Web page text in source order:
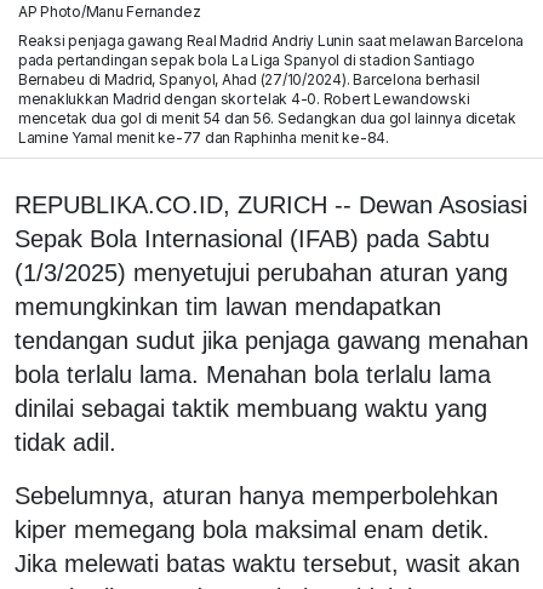
AP Photo/Manu Fernandez
Reaksi penjaga gawang Real Madrid Andriy Lunin saat melawan Barcelona
pada pertandingan sepak bola La Liga Spanyol di stadion Santiago
Bernabeu di Madrid, Spanyol, Ahad (27/10/2024). Barcelona berhasil
menaklukkan Madrid dengan skor telak 4-0. Robert Lewandowski
mencetak dua gol di menit 54 dan 56. Sedangkan dua gol lainnya dicetak
Lamine Yamal menit ke-77 dan Raphinha menit ke-84.
REPUBLIKA.CO.ID, ZURICH -- Dewan Asosiasi
Sepak Bola Internasional (IFAB) pada Sabtu
(1/3/2025) menyetujui perubahan aturan yang
memungkinkan tim lawan mendapatkan
tendangan sudut jika penjaga gawang menahan
bola terlalu lama. Menahan bola terlalu lama
dinilai sebagai taktik membuang waktu yang
tidak adil.
Sebelumnya, aturan hanya memperbolehkan
kiper memegang bola maksimal enam detik.
Jika melewati batas waktu tersebut, wasit akan